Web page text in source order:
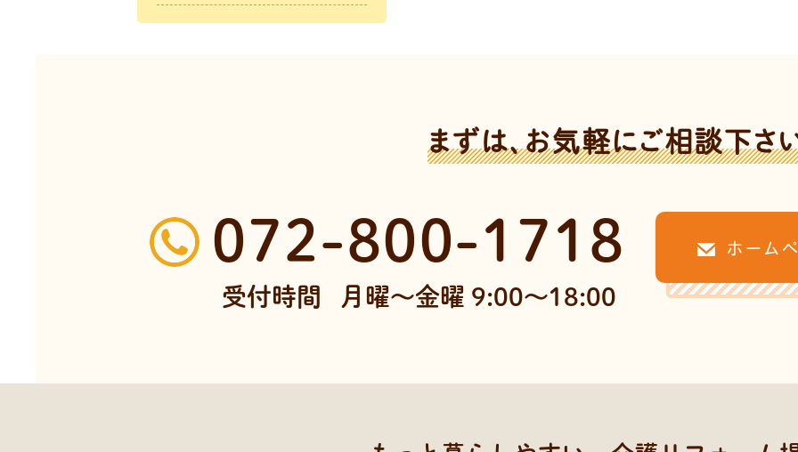
まずは、お気軽にご相談下さ
072-800-1718
受付時間 月曜～金曜 9:00～18:00
ホーム